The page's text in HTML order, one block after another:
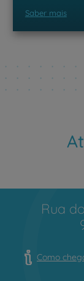
Saber mais
Rua
Como